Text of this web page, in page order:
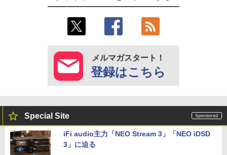
メルマガスタート！
登録はこちら
Special Site
iFi audio主力「NEO Stream 3」「NEO iDSD
3」に迫る